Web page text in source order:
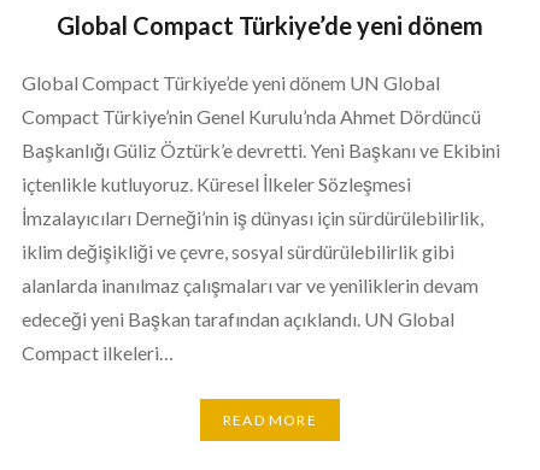
Global Compact Türkiye’de yeni dönem
Global Compact Türkiye’de yeni dönem UN Global
Compact Türkiye’nin Genel Kurulu’nda Ahmet Dördüncü
Başkanlığı Güliz Öztürk’e devretti. Yeni Başkanı ve Ekibini
içtenlikle kutluyoruz. Küresel İlkeler Sözleşmesi
İmzalayıcıları Derneği’nin iş dünyası için sürdürülebilirlik,
iklim değişikliği ve çevre, sosyal sürdürülebilirlik gibi
alanlarda inanılmaz çalışmaları var ve yeniliklerin devam
edeceği yeni Başkan tarafından açıklandı. UN Global
Compact ilkeleri…
READ MORE